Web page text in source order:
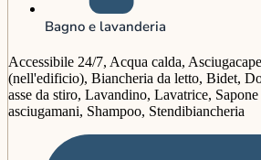
Bagno e lavanderia
Accessibile 24/7, Acqua calda,
(nell'edificio), Biancheria da letto, Bidet,
asse da stiro, Lavandino, Lavatrice,
asciugamani, Shampoo, Stendibiancheria